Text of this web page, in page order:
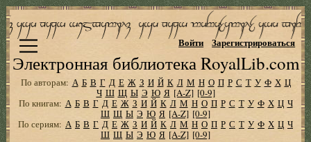
Электронная библиотека RoyalLib.com
Войти Зарегистрироваться
По авторам: А Б В Г Д Е Ж З И Й К Л М Н О П Р С Т У Ф Х Ц
Ч Ш Щ Ы Э Ю Я [A-Z] [0-9]
По книгам: А Б В Г Д Е Ж З И Й К Л М Н О П Р С Т У Ф Х Ц Ч
Ш Щ Ы Э Ю Я [A-Z] [0-9]
По сериям: А Б В Г Д Е Ж З И Й К Л М Н О П Р С Т У Ф Х Ц Ч
Ш Щ Ы Э Ю Я [A-Z] [0-9]